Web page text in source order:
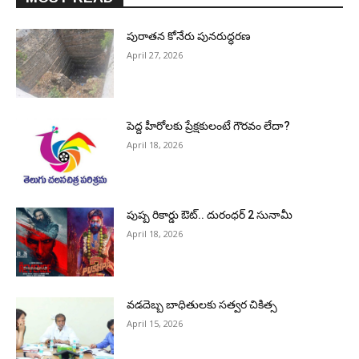
పురాత‌న కోనేరు పున‌రుద్ధ‌ర‌ణ
April 27, 2026
పెద్ద హీరోల‌కు ప్రేక్ష‌కులంటే గౌర‌వం లేదా?
April 18, 2026
పుష్ప రికార్డు ఔట్‌.. దురంధ‌ర్ 2 సునామీ
April 18, 2026
వడదెబ్బ బాధితులకు సత్వర చికిత్స
April 15, 2026